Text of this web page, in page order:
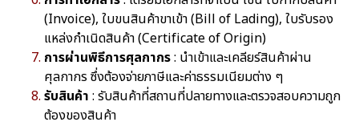
(Invoice), ใบขนสินค้าขาเข้า (Bill of Lading), ใบรับรอง
แหล่งกำเนิดสินค้า (Certificate of Origin)
การผ่านพิธีการศุลกากร: นำเข้าและเคลียร์สินค้าผ่าน
ศุลกากร ซึ่งต้องจ่ายภาษีและค่าธรรมเนียมต่าง ๆ
รับสินค้า : รับสินค้าที่สถานที่ปลายทางและตรวจสอบความถูก
ต้องของสินค้า